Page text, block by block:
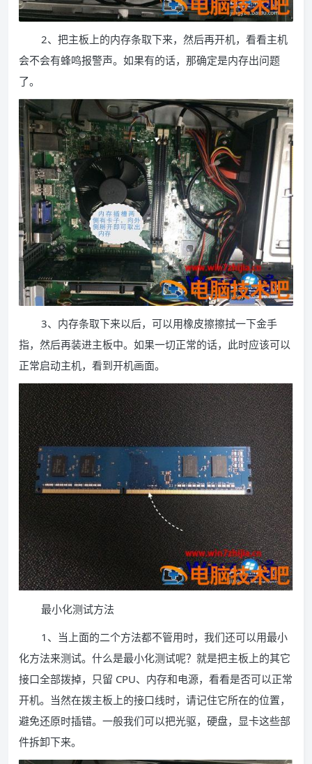
2、把主板上的内存条取下来，然后再开机，看看主机
会不会有蜂鸣报警声。如果有的话，那确定是内存出问题
了。
3、内存条取下来以后，可以用橡皮擦擦拭一下金手
指，然后再装进主板中。如果一切正常的话，此时应该可以
正常启动主机，看到开机画面。
最小化测试方法
1、当上面的二个方法都不管用时，我们还可以用最小
化方法来测试。什么是最小化测试呢？就是把主板上的其它
接口全部拨掉，只留 CPU、内存和电源，看看是否可以正常
开机。当然在拨主板上的接口线时，请记住它所在的位置，
避免还原时插错。一般我们可以把光驱，硬盘，显卡这些部
件拆卸下来。